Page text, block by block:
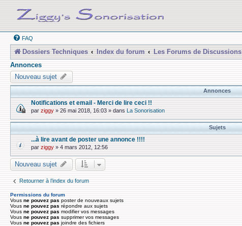
FAQ
Dossiers Techniques Index du forum Les Forums de Discussions
Annonces
Nouveau sujet
Annonces
Notifications et email - Merci de lire ceci !!
par ziggy » 26 mai 2018, 16:03 » dans La Sonorisation
Sujets
...à lire avant de poster une annonce !!!!
par ziggy » 4 mars 2012, 12:56
Nouveau sujet
Retourner à l’index du forum
Permissions du forum
Vous ne pouvez pas poster de nouveaux sujets
Vous ne pouvez pas répondre aux sujets
Vous ne pouvez pas modifier vos messages
Vous ne pouvez pas supprimer vos messages
Vous ne pouvez pas joindre des fichiers